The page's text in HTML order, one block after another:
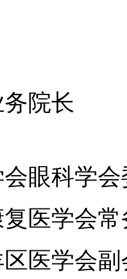
院长
眼科学
医学会
医学会